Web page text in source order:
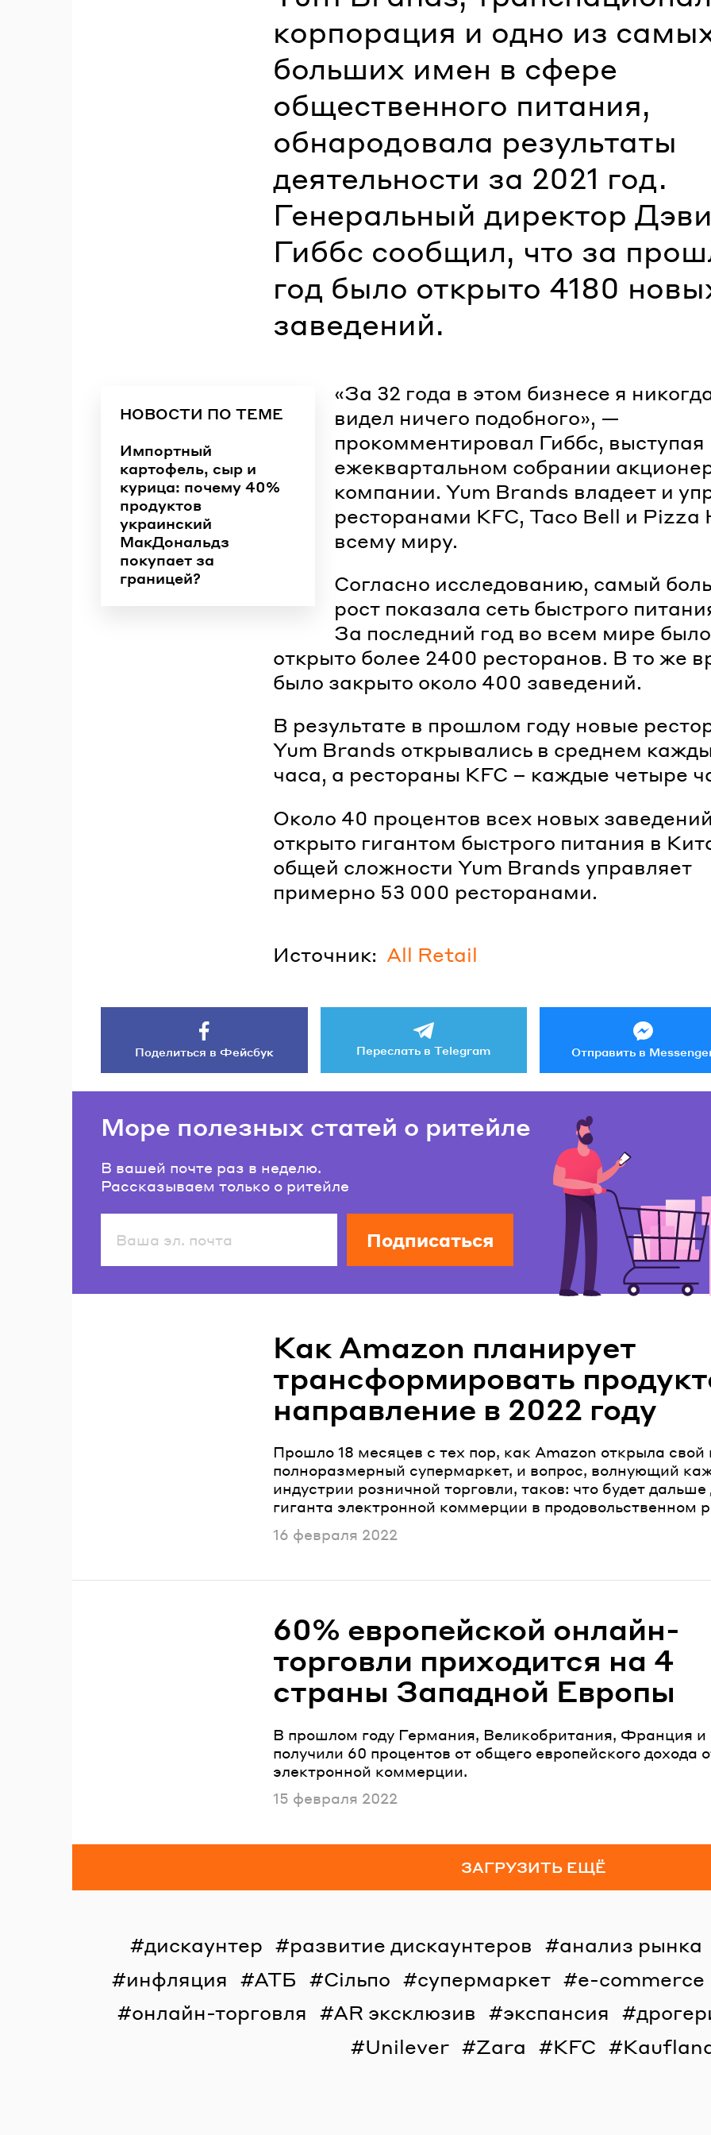
корпорация и одно из
больших имен в сфере
общественного питания,
обнародовала результаты
деятельности за 2021 год.
Генеральный директор
Гиббс сообщил, что за
год было открыто 4180
заведений.
НОВОСТИ ПО ТЕМЕ
Импортный
картофель, сыр и
курица: почему 40%
продуктов
украинский
МакДональдз
покупает за
границей?
«За 32 года в этом бизнесе я
видел ничего подобного», —
прокомментировал Гиббс, выступая
ежеквартальном собрании
компании. Yum Brands владеет и
ресторанами KFC, Taco Bell и Pizza
всему миру.
Согласно исследованию, самый
рост показала сеть быстрого
За последний год во всем мире было
открыто более 2400 ресторанов. В то же
было закрыто около 400 заведений.
В результате в прошлом году новые
Yum Brands открывались в среднем
часа, а рестораны KFC – каждые четыре
Около 40 процентов всех новых
открыто гигантом быстрого питания в
общей сложности Yum Brands управляет
примерно 53 000 ресторанами.
Источник: All Retail
Поделиться в Фейсбук Переслать в Telegram Отправить в
Море полезных статей о ритейле
В вашей почте раз в неделю.
Рассказываем только о ритейле
Подписаться
Как Amazon планирует
трансформировать
направление в 2022 году
Прошло 18 месяцев с тех пор, как Amazon открыла свой
полноразмерный супермаркет, и вопрос, волнующий
индустрии розничной торговли, таков: что будет дальше
гиганта электронной коммерции в продовольственном
Опубликовано
16 февраля 2022
60% европейской онлайн-
торговли приходится на 4
страны Западной Европы
В прошлом году Германия, Великобритания, Франция и
получили 60 процентов от общего европейского дохода
электронной коммерции.
Опубликовано
15 февраля 2022
ЗАГРУЗИТЬ ЕЩЁ
дискаунтер развитие дискаунтеров
анализ рынка
инфляция
АТБ Сільпо супермаркет
e-commerce
онлайн-торговля
AR эксклюзив экспансия
Unilever
Zara KFC